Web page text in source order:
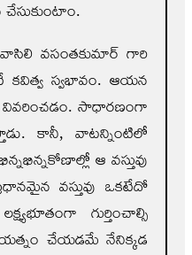
వాసిలి వసంతకుమార్‌ గారి
కవిత్వ స్వభావం. ఆయన
వివరించడం. సాధారణంగా
కానీ, వాటన్నింటిలో
ఆ వస్తువు
వస్తువు ఒకటేదో
గుర్తించాల్సి
చేయడమే నేనిక్కడ